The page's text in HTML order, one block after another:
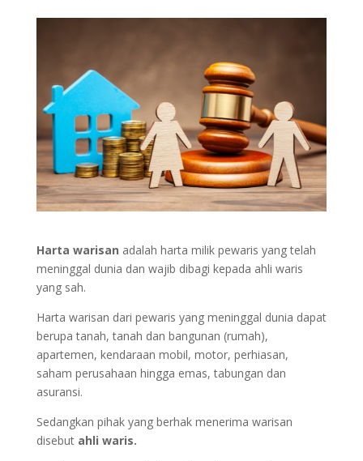
Harta warisan adalah harta milik pewaris yang telah
meninggal dunia dan wajib dibagi kepada ahli waris
yang sah.
Harta warisan dari pewaris yang meninggal dunia dapat
berupa tanah, tanah dan bangunan (rumah),
apartemen, kendaraan mobil, motor, perhiasan,
saham perusahaan hingga emas, tabungan dan
asuransi.
Sedangkan pihak yang berhak menerima warisan
disebut ahli waris.